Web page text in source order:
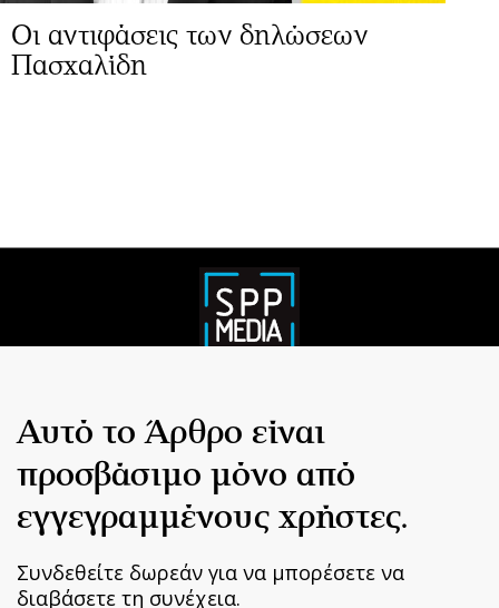
Αυτό το Άρθρο είναι
προσβάσιμο μόνο από
εγγεγραμμένους χρήστες.
Συνδεθείτε δωρεάν για να μπορέσετε να
διαβάσετε τη συνέχεια.
Οι αντιφάσεις των δηλώσεων
Πασχαλίδη